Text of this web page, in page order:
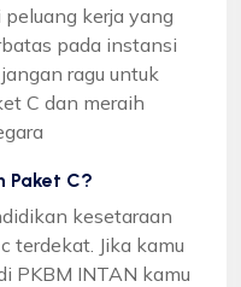
kerja yang
pada instansi
ragu untuk
C dan meraih
Paket C?
kesetaraan
terdekat. Jika kamu
PKBM INTAN kamu